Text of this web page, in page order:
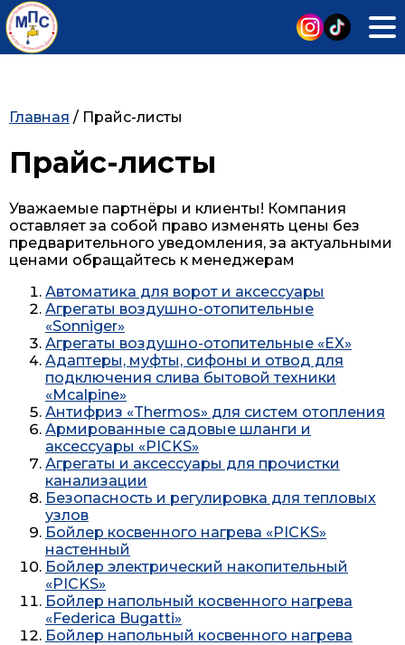
Главная / Прайс-листы
Прайс-листы
Уважаемые партнёры и клиенты! Компания
оставляет за собой право изменять цены без
предварительного уведомления, за актуальными
ценами обращайтесь к менеджерам
Автоматика для ворот и аксессуары
Агрегаты воздушно-отопительные
«Sonniger»
Агрегаты воздушно-отопительные «EX»
Адаптеры, муфты, сифоны и отвод для
подключения слива бытовой техники
«Mcalpine»
Антифриз «Thermos» для систем отопления
Армированные cадовые шланги и
аксессуары «PICKS»
Агрегаты и аксессуары для прочистки
канализации
Безопасность и регулировка для тепловых
узлов
Бойлер косвенного нагрева «PICKS»
настенный
Бойлер электрический накопительный
«PICKS»
Бойлер напольный косвенного нагрева
«Federica Bugatti»
Бойлер напольный косвенного нагрева